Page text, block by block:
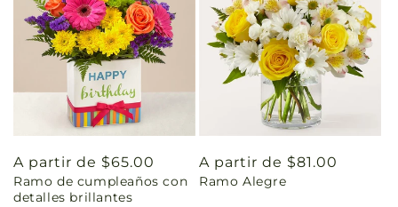
Precio
habitual
A partir de $65.00
Ramo de cumpleaños con
detalles brillantes
Precio
habitual
A partir de $81.00
Ramo Alegre